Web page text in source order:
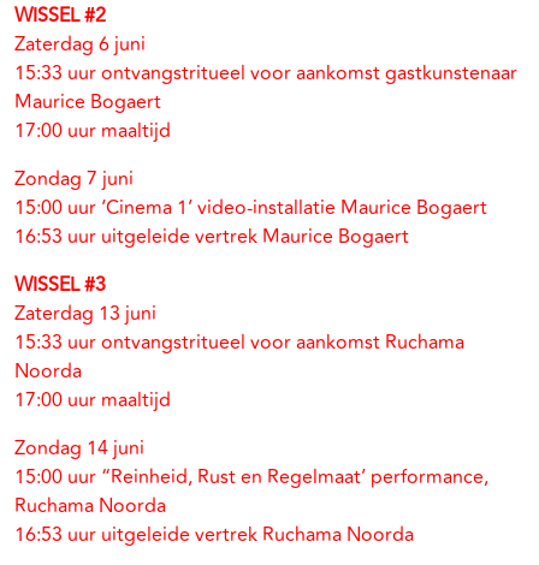
WISSEL #2
Zaterdag 6 juni
15:33 uur ontvangstritueel voor aankomst gastkunstenaar
Maurice Bogaert
17:00 uur maaltijd
Zondag 7 juni
15:00 uur ‘Cinema 1’ video-installatie Maurice Bogaert
16:53 uur uitgeleide vertrek Maurice Bogaert
WISSEL #3
Zaterdag 13 juni
15:33 uur ontvangstritueel voor aankomst Ruchama
Noorda
17:00 uur maaltijd
Zondag 14 juni
15:00 uur “Reinheid, Rust en Regelmaat’ performance,
Ruchama Noorda
16:53 uur uitgeleide vertrek Ruchama Noorda